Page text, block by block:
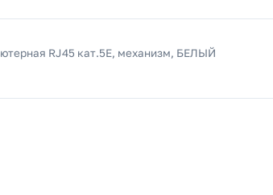
RJ45 кат.5E, механизм, БЕЛЫЙ